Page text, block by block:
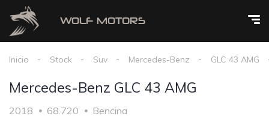
Inicio Stock Suv Mercedes-Benz GLC 43 AMG
Mercedes-Benz GLC 43 AMG
2018 68.720 Bencina